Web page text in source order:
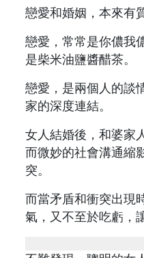
戀愛和婚姻，本來有
戀愛，常常是你儂我
是柴米油鹽醬醋茶。
戀愛，是兩個人的談
家的深度連結。
女人結婚後，和婆家
而微妙的社會溝通縮
突。
而當矛盾和衝突出現
氣，又不至於吃虧，